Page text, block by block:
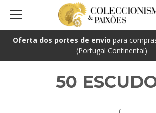
Oferta dos portes de envio para
(Portugal Continental)
50